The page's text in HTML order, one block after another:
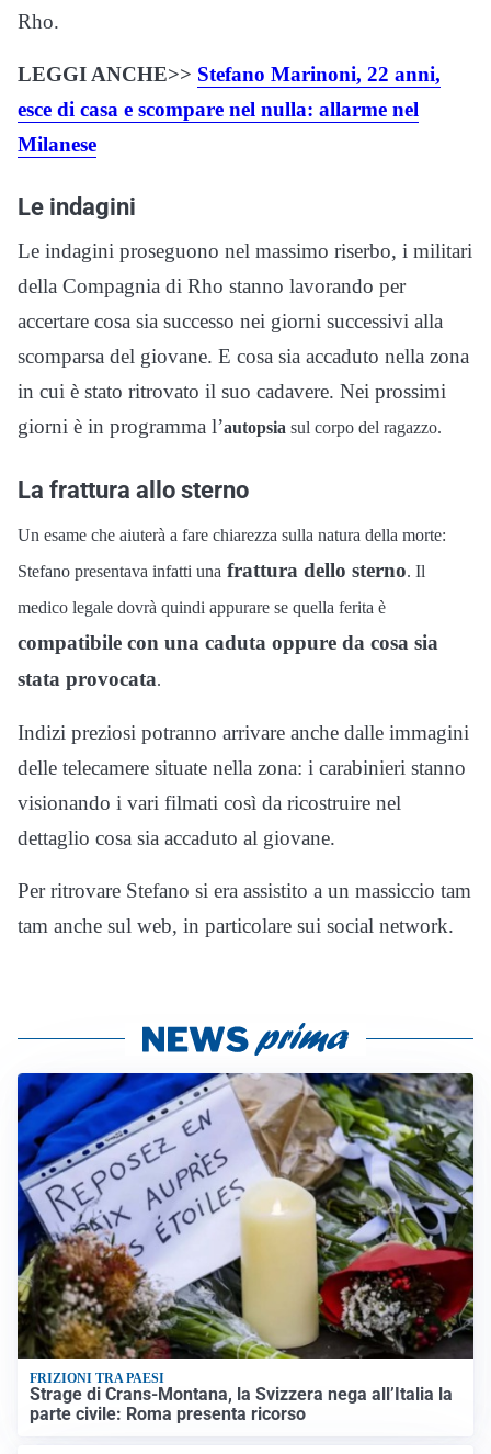
Rho.
LEGGI ANCHE>> Stefano Marinoni, 22 anni,
esce di casa e scompare nel nulla: allarme nel
Milanese
Le indagini
Le indagini proseguono nel massimo riserbo, i militari
della Compagnia di Rho stanno lavorando per
accertare cosa sia successo nei giorni successivi alla
scomparsa del giovane. E cosa sia accaduto nella zona
in cui è stato ritrovato il suo cadavere. Nei prossimi
giorni è in programma l’autopsia sul corpo del ragazzo.
La frattura allo sterno
Un esame che aiuterà a fare chiarezza sulla natura della morte:
Stefano presentava infatti una frattura dello sterno. Il
medico legale dovrà quindi appurare se quella ferita è
compatibile con una caduta oppure da cosa sia
stata provocata.
Indizi preziosi potranno arrivare anche dalle immagini
delle telecamere situate nella zona: i carabinieri stanno
visionando i vari filmati così da ricostruire nel
dettaglio cosa sia accaduto al giovane.
Per ritrovare Stefano si era assistito a un massiccio tam
tam anche sul web, in particolare sui social network.
FRIZIONI TRA PAESI
Strage di Crans-Montana, la Svizzera nega all’Italia la
parte civile: Roma presenta ricorso